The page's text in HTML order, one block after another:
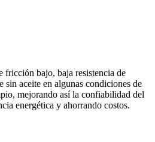
fricción bajo, baja resistencia de
sin aceite en algunas condiciones de
mejorando así la confiabilidad del
energética y ahorrando costos.